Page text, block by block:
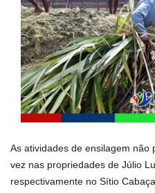
As atividades de ensilagem não
vez nas propriedades de Júlio
respectivamente no Sítio